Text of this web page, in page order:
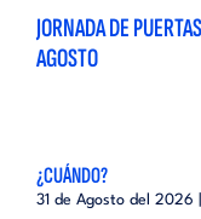
JORNADA DE
AGOSTO
¿CUÁNDO?
31 de Agosto del 2026